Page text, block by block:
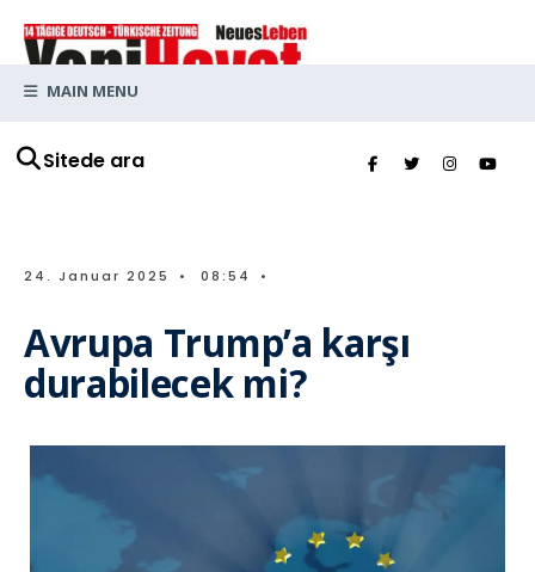
Sitede ara
MAIN MENU
24. Januar 2025 • 08:54 •
Avrupa Trump’a karşı
durabilecek mi?